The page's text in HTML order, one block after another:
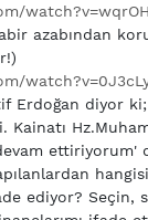
azabından
Erdoğan diyor
ettiriyorum'
ediyor? Seçin,